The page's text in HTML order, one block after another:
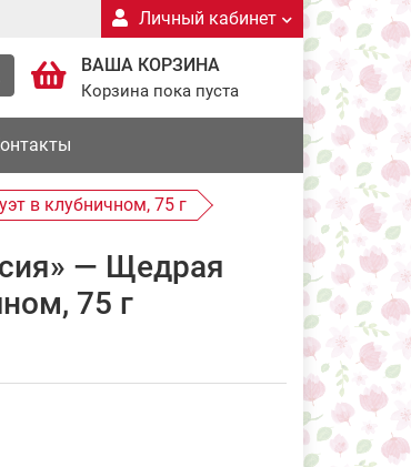
Личный кабинет
ВАША КОРЗИНА
Корзина пока пуста
в клубничном, 75 г
— Щедрая
75 г